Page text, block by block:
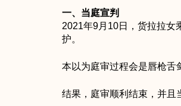
一、当庭宣判
2021年9月10日，货拉拉女
护。
本以为庭审过程会是唇枪舌
结果，庭审顺利结束，并且